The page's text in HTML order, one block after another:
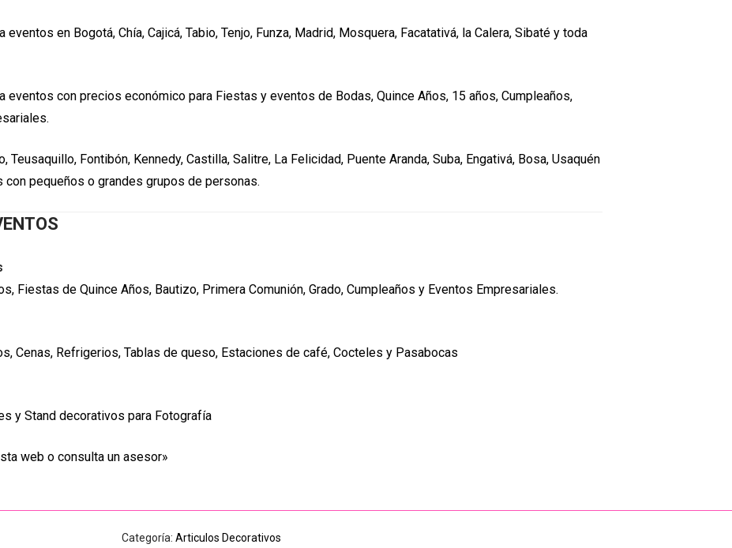
en Bogotá, Chía, Cajicá, Tabio, Tenjo, Funza, Madrid, Mosquera, Facatativá, la Calera, Sibaté y toda
con precios económico para Fiestas y eventos de Bodas, Quince Años, 15 años, Cumpleaños,
Teusaquillo, Fontibón, Kennedy, Castilla, Salitre, La Felicidad, Puente Aranda, Suba, Engativá, Bosa, Usaquén
pequeños o grandes grupos de personas.
Fiestas de Quince Años, Bautizo, Primera Comunión, Grado, Cumpleaños y Eventos Empresariales.
Cenas, Refrigerios, Tablas de queso, Estaciones de café, Cocteles y Pasabocas
y Stand decorativos para Fotografía
web o consulta un asesor»
Categoría: Articulos Decorativos